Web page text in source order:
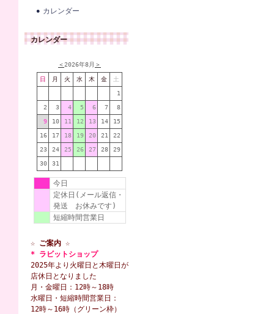
カレンダー
カレンダー
＜2026年8月 ＞
日 月 火 水 木 金 土
1
2 3 4 5 6 7 8
9 10 11 12 13 14 15
16 17 18 19 20 21 22
23 24 25 26 27 28 29
30 31
今日
定休日(メール返信・
発送 お休みです)
短縮時間営業日
☆ ご案内 ☆
* ラビットショップ
2025年より火曜日と木曜日が
店休日となりました
月・金曜日：12時～18時
水曜日・短縮時間営業日：
12時～16時（グリーン枠）